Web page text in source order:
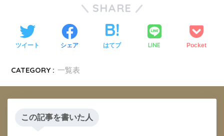
SHARE
ツイート シェア はてブ LINE Pocket
CATEGORY : 一覧表
この記事を書いた人